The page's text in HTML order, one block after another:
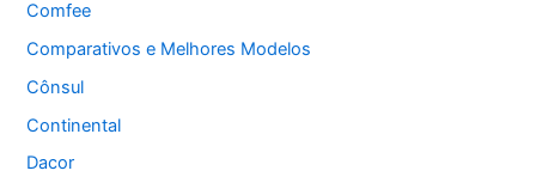
Comfee
Comparativos e Melhores Modelos
Cônsul
Continental
Dacor